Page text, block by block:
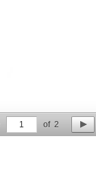
1 of 2